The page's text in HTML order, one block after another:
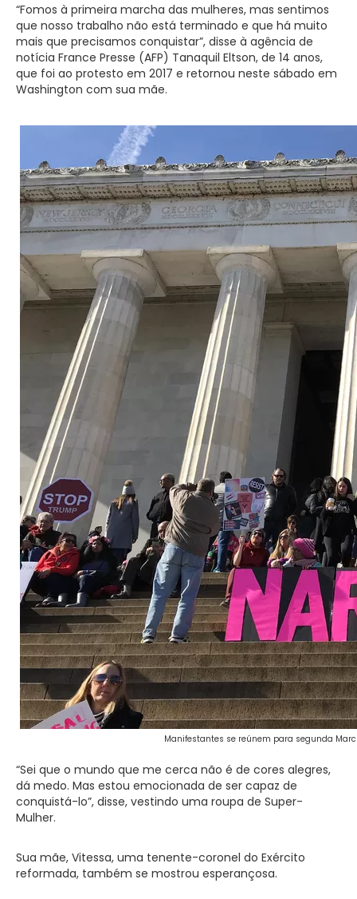
“Fomos à primeira marcha das mulheres, mas sentimos
que nosso trabalho não está terminado e que há muito
mais que precisamos conquistar”, disse à agência de
notícia France Presse (AFP) Tanaquil Eltson, de 14 anos,
que foi ao protesto em 2017 e retornou neste sábado em
Washington com sua mãe.
Manifestantes se reúnem para segunda
“Sei que o mundo que me cerca não é de cores alegres,
dá medo. Mas estou emocionada de ser capaz de
conquistá-lo”, disse, vestindo uma roupa de Super-
Mulher.
Sua mãe, Vitessa, uma tenente-coronel do Exército
reformada, também se mostrou esperançosa.